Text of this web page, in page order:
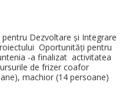
Dezvoltare și Integrare
Oportunități pentru
-a finalizat activitatea
de frizer coafor
machior (14 persoane)